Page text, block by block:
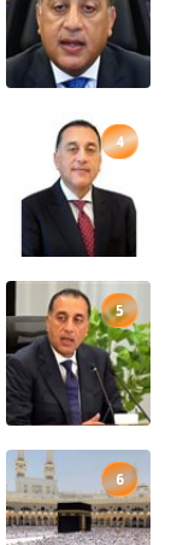
4
5
6